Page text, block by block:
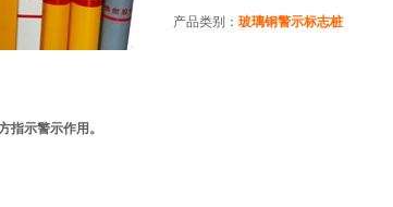
产品类别： 玻璃钢警示标志桩
指示警示作用。